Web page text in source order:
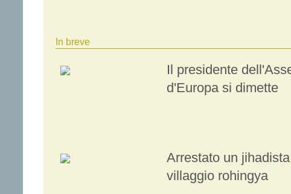
In breve
Il presidente
d'Europa si dimette
Arrestato un
villaggio rohingya